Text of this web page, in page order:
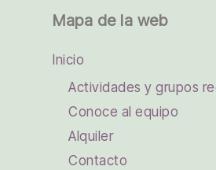
Mapa de la web
Inicio
Actividades y grupos
Conoce al equipo
Alquiler
Contacto